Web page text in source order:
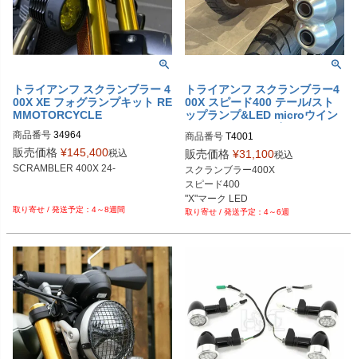
トライアンフ スクランブラー 4
00X XE フォグランプキット RE
MMOTORCYCLE
商品番号
販売価格 ¥145,400税込
SCRAMBLER 400X 24-
4～8週間
トライアンフ スクランブラー4
00X スピード400 テール/スト
ップランプ&LED microウイン
商品番号
販売価格 ¥31,100税込
スクランブラー400X
スピード400
"X"マーク LED
4～6週